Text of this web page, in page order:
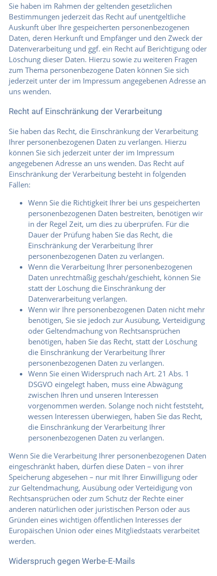
Sie haben im Rahmen der geltenden gesetzlichen
Bestimmungen jederzeit das Recht auf unentgeltliche
Auskunft über Ihre gespeicherten personenbezogenen
Daten, deren Herkunft und Empfänger und den Zweck der
Datenverarbeitung und ggf. ein Recht auf Berichtigung oder
Löschung dieser Daten. Hierzu sowie zu weiteren Fragen
zum Thema personenbezogene Daten können Sie sich
jederzeit unter der im Impressum angegebenen Adresse an
uns wenden.
Recht auf Einschränkung der Verarbeitung
Sie haben das Recht, die Einschränkung der Verarbeitung
Ihrer personenbezogenen Daten zu verlangen. Hierzu
können Sie sich jederzeit unter der im Impressum
angegebenen Adresse an uns wenden. Das Recht auf
Einschränkung der Verarbeitung besteht in folgenden
Fällen:
Wenn Sie die Richtigkeit Ihrer bei uns gespeicherten
personenbezogenen Daten bestreiten, benötigen wir
in der Regel Zeit, um dies zu überprüfen. Für die
Dauer der Prüfung haben Sie das Recht, die
Einschränkung der Verarbeitung Ihrer
personenbezogenen Daten zu verlangen.
Wenn die Verarbeitung Ihrer personenbezogenen
Daten unrechtmäßig geschah/geschieht, können Sie
statt der Löschung die Einschränkung der
Datenverarbeitung verlangen.
Wenn wir Ihre personenbezogenen Daten nicht mehr
benötigen, Sie sie jedoch zur Ausübung, Verteidigung
oder Geltendmachung von Rechtsansprüchen
benötigen, haben Sie das Recht, statt der Löschung
die Einschränkung der Verarbeitung Ihrer
personenbezogenen Daten zu verlangen.
Wenn Sie einen Widerspruch nach Art. 21 Abs. 1
DSGVO eingelegt haben, muss eine Abwägung
zwischen Ihren und unseren Interessen
vorgenommen werden. Solange noch nicht feststeht,
wessen Interessen überwiegen, haben Sie das Recht,
die Einschränkung der Verarbeitung Ihrer
personenbezogenen Daten zu verlangen.
Wenn Sie die Verarbeitung Ihrer personenbezogenen Daten
eingeschränkt haben, dürfen diese Daten – von ihrer
Speicherung abgesehen – nur mit Ihrer Einwilligung oder
zur Geltendmachung, Ausübung oder Verteidigung von
Rechtsansprüchen oder zum Schutz der Rechte einer
anderen natürlichen oder juristischen Person oder aus
Gründen eines wichtigen öffentlichen Interesses der
Europäischen Union oder eines Mitgliedstaats verarbeitet
werden.
Widerspruch gegen Werbe-E-Mails